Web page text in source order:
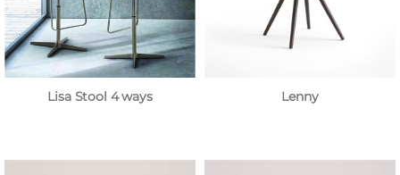
Lisa Stool 4 ways Lenny